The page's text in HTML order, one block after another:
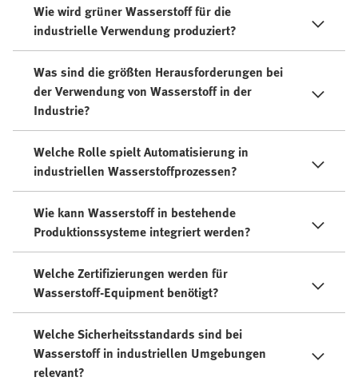
Wie wird grüner Wasserstoff für die
industrielle Verwendung produziert?
Was sind die größten Herausforderungen bei
der Verwendung von Wasserstoff in der
Industrie?
Welche Rolle spielt Automatisierung in
industriellen Wasserstoffprozessen?
Wie kann Wasserstoff in bestehende
Produktionssysteme integriert werden?
Welche Zertifizierungen werden für
Wasserstoff-Equipment benötigt?
Welche Sicherheitsstandards sind bei
Wasserstoff in industriellen Umgebungen
relevant?